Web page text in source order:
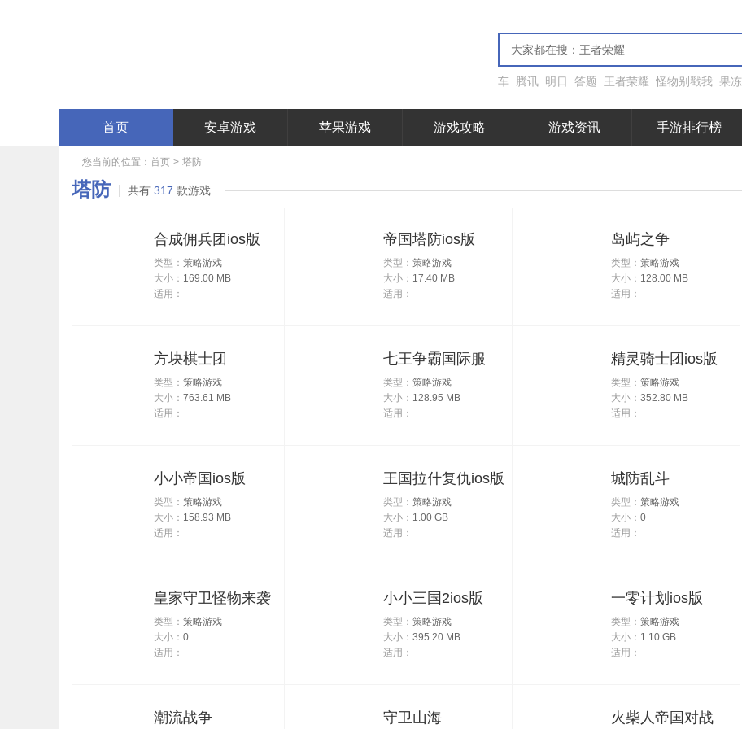
车 腾讯 明日 答题 王者荣耀 怪物别戳我 果冻
首页 安卓游戏 苹果游戏 游戏攻略 游戏资讯 手游排行榜
您当前的位置： 首页 > 塔防
塔防 共有 317 款游戏
合成佣兵团ios版
类型： 策略游戏
大小： 169.00 MB
适用：
帝国塔防ios版
类型： 策略游戏
大小： 17.40 MB
适用：
岛屿之争
类型： 策略游戏
大小： 128.00 MB
适用：
方块棋士团
类型： 策略游戏
大小： 763.61 MB
适用：
七王争霸国际服
类型： 策略游戏
大小： 128.95 MB
适用：
精灵骑士团ios版
类型： 策略游戏
大小： 352.80 MB
适用：
小小帝国ios版
类型： 策略游戏
大小： 158.93 MB
适用：
王国拉什复仇ios版
类型： 策略游戏
大小： 1.00 GB
适用：
城防乱斗
类型： 策略游戏
大小： 0
适用：
皇家守卫怪物来袭
类型： 策略游戏
大小： 0
适用：
小小三国2ios版
类型： 策略游戏
大小： 395.20 MB
适用：
一零计划ios版
类型： 策略游戏
大小： 1.10 GB
适用：
潮流战争 守卫山海 火柴人帝国对战